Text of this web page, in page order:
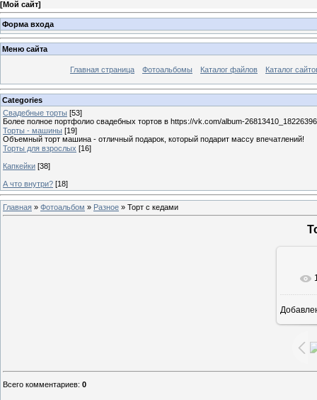
[Мой сайт]
Форма входа
Меню сайта
Главная страница Фотоальбомы Каталог файлов Каталог
Categories
Свадебные торты [53]
Более полное портфолио свадебных тортов в https://vk.com/album-
Торты - машины [19]
Объемный торт машина - отличный подарок, который подарит массу впечатлений!
Торты для взрослых [16]
Капкейки [38]
А что внутри? [18]
Главная » Фотоальбом » Разное » Торт с кедами
Всего комментариев: 0